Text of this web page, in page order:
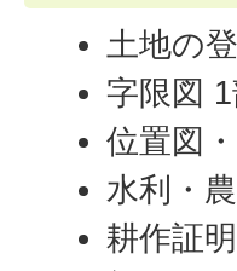
土地の
字限図
位置図
水利・
耕作証